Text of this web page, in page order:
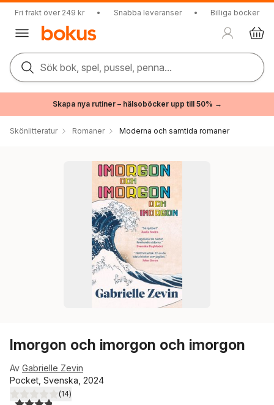
Fri frakt över 249 kr • Snabba leveranser • Billiga böcker
Sök bok, spel, pussel, penna...
Skapa nya rutiner – hälsoböcker upp till 50% →
Skönlitteratur Romaner Moderna och samtida romaner
Imorgon och imorgon och imorgon
Av Gabrielle Zevin
Pocket, Svenska, 2024
3,8utav 5 stjärnor. Totalt antal röster:
(14)